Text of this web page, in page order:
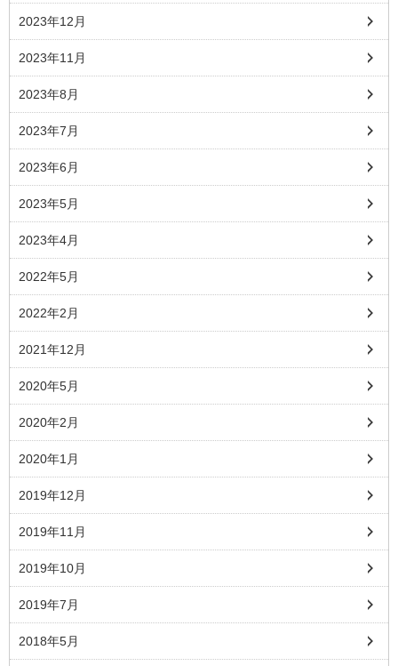
2023年12月
2023年11月
2023年8月
2023年7月
2023年6月
2023年5月
2023年4月
2022年5月
2022年2月
2021年12月
2020年5月
2020年2月
2020年1月
2019年12月
2019年11月
2019年10月
2019年7月
2018年5月